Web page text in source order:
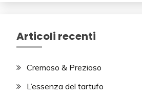
Articoli recenti
Cremoso & Prezioso
L’essenza del tartufo